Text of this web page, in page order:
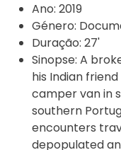
Ano: 2019
Género:
Duração: 27'
Sinopse: A
his Indian
camper van in
southern
encounters
depopulated